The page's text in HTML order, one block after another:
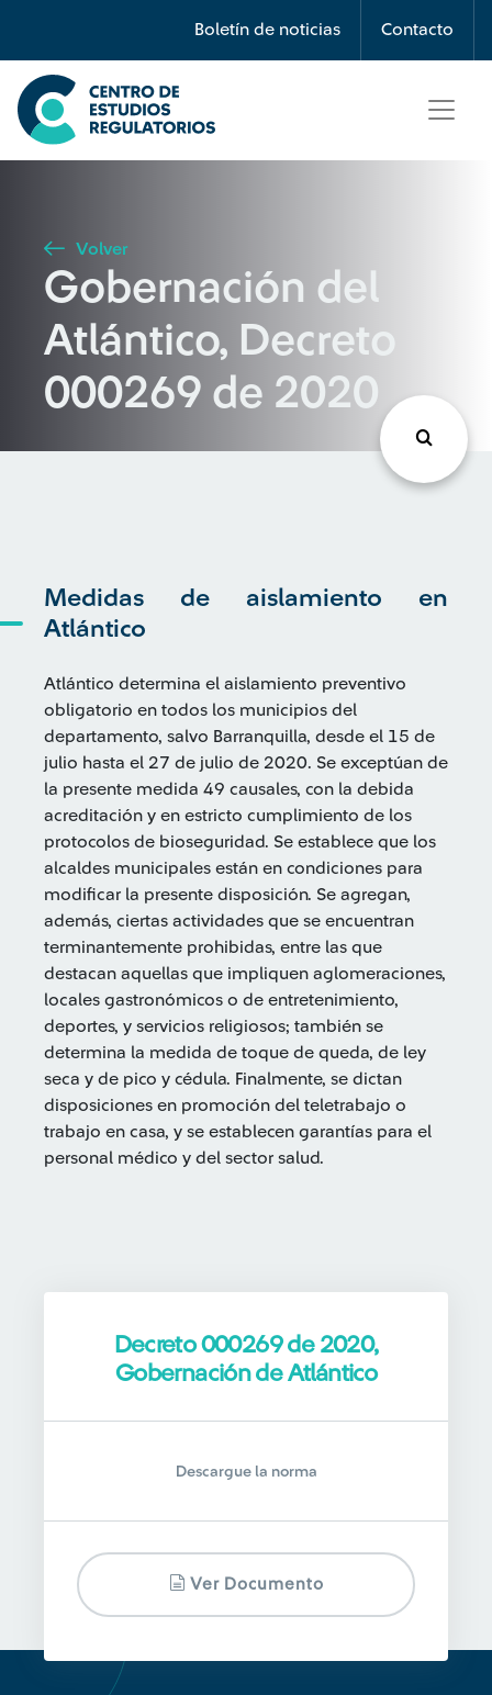
Boletín de noticias Contacto
Búsqueda
Seleccione país
Buscar
Volver
Gobernación del
Atlántico, Decreto
000269 de 2020
Medidas de aislamiento en
Atlántico
Atlántico determina el aislamiento preventivo
obligatorio en todos los municipios del
departamento, salvo Barranquilla, desde el 15 de
julio hasta el 27 de julio de 2020. Se exceptúan de
la presente medida 49 causales, con la debida
acreditación y en estricto cumplimiento de los
protocolos de bioseguridad. Se establece que los
alcaldes municipales están en condiciones para
modificar la presente disposición. Se agregan,
además, ciertas actividades que se encuentran
terminantemente prohibidas, entre las que
destacan aquellas que impliquen aglomeraciones,
locales gastronómicos o de entretenimiento,
deportes, y servicios religiosos; también se
determina la medida de toque de queda, de ley
seca y de pico y cédula. Finalmente, se dictan
disposiciones en promoción del teletrabajo o
trabajo en casa, y se establecen garantías para el
personal médico y del sector salud.
Decreto 000269 de 2020,
Gobernación de Atlántico
Descargue la norma
Ver Documento